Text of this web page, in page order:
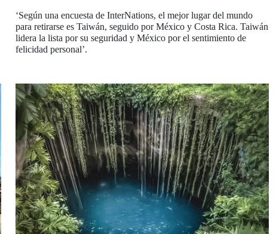
‘Según una encuesta de InterNations, el mejor lugar del mundo
para retirarse es Taiwán, seguido por México y Costa Rica. Taiwán
lidera la lista por su seguridad y México por el sentimiento de
felicidad personal’.